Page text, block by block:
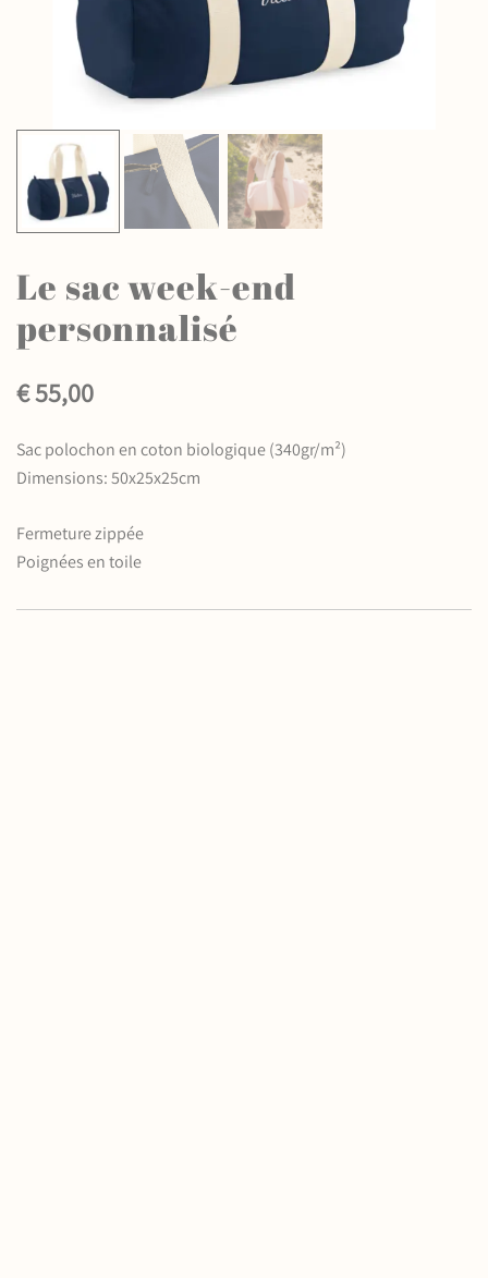
Le sac week-end
personnalisé
€55,00
Sac polochon en coton biologique (340gr/m²)
Dimensions: 50x25x25cm
Fermeture zippée
Poignées en toile